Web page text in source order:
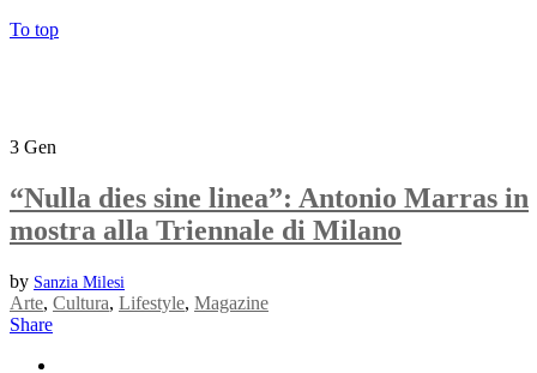
To top
3 Gen
“Nulla dies sine linea”: Antonio Marras in
mostra alla Triennale di Milano
by Sanzia Milesi
Arte, Cultura, Lifestyle, Magazine
Share